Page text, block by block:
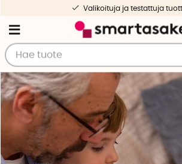
Ilmainen toimitus yli 50 €